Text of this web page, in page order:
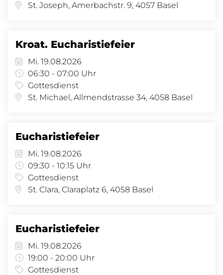
St. Joseph, Amerbachstr. 9, 4057 Basel
Kroat. Eucharistiefeier
Mi. 19.08.2026
06:30 - 07:00 Uhr
Gottesdienst
St. Michael, Allmendstrasse 34, 4058 Basel
Eucharistiefeier
Mi. 19.08.2026
09:30 - 10:15 Uhr
Gottesdienst
St. Clara, Claraplatz 6, 4058 Basel
Eucharistiefeier
Mi. 19.08.2026
19:00 - 20:00 Uhr
Gottesdienst